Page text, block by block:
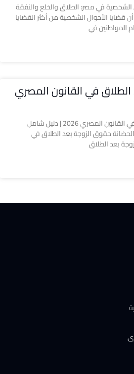
الشخصية في مصر: الطلاق والخلع والنفقة
قضايا الأحوال الشخصية من أكثر القضايا
المواطنين في
في القانون المصري
حقوق الزوجة بعد الطلاق في القانون المصري 2026 | دليل شامل
حقوق الزوجة بعد الطلاق في
بعد الطلاق